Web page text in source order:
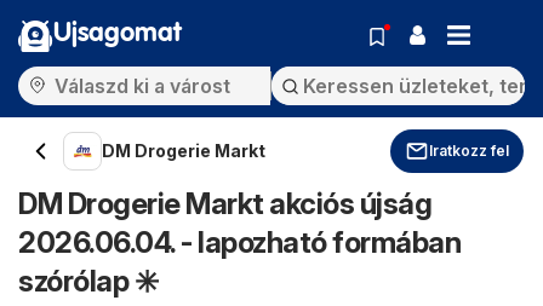
Ujsagomat
DM Drogerie Markt Iratkozz fel
DM Drogerie Markt akciós újság
2026.06.04. - lapozható formában
szórólap ✳️